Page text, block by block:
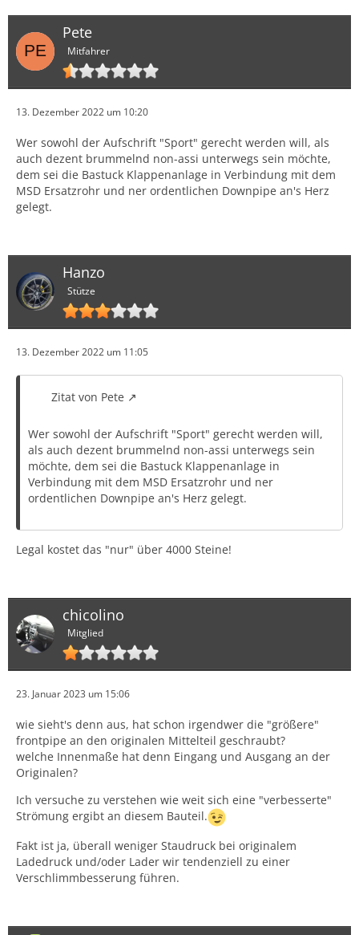
Pete
Mitfahrer
13. Dezember 2022 um 10:20
Wer sowohl der Aufschrift "Sport" gerecht werden will, als
auch dezent brummelnd non-assi unterwegs sein möchte,
dem sei die Bastuck Klappenanlage in Verbindung mit dem
MSD Ersatzrohr und ner ordentlichen Downpipe an's Herz
gelegt.
Hanzo
Stütze
13. Dezember 2022 um 11:05
Zitat von Pete
Wer sowohl der Aufschrift "Sport" gerecht werden will,
als auch dezent brummelnd non-assi unterwegs sein
möchte, dem sei die Bastuck Klappenanlage in
Verbindung mit dem MSD Ersatzrohr und ner
ordentlichen Downpipe an's Herz gelegt.
Legal kostet das "nur" über 4000 Steine!
chicolino
Mitglied
23. Januar 2023 um 15:06
wie sieht's denn aus, hat schon irgendwer die "größere"
frontpipe an den originalen Mittelteil geschraubt?
welche Innenmaße hat denn Eingang und Ausgang an der
Originalen?
Ich versuche zu verstehen wie weit sich eine "verbesserte"
Strömung ergibt an diesem Bauteil.
Fakt ist ja, überall weniger Staudruck bei originalem
Ladedruck und/oder Lader wir tendenziell zu einer
Verschlimmbesserung führen.